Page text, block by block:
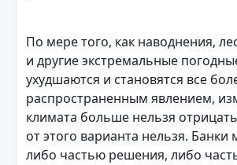
По мере того, как наводнения,
и другие экстремальные
ухудшаются и становятся все
распространенным явлением,
климата больше нельзя
от этого варианта нельзя. Банки
либо частью решения, либо